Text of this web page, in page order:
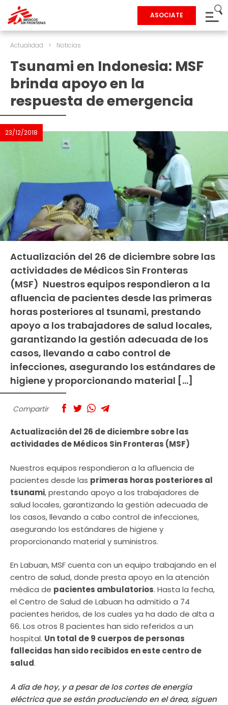
ASOCIATE
Actualidad > Noticias
Tsunami en Indonesia: MSF
brinda apoyo en la
respuesta de emergencia
23/12/2018
Actualización del 26 de diciembre sobre las
actividades de Médicos Sin Fronteras
(MSF) Nuestros equipos respondieron a la
afluencia de pacientes desde las primeras
horas posteriores al tsunami, prestando
apoyo a los trabajadores de salud locales,
garantizando la gestión adecuada de los
casos, llevando a cabo control de
infecciones, asegurando los estándares de
higiene y proporcionando material […]
Compartir
Actualización del 26 de diciembre sobre las
actividades de Médicos Sin Fronteras (MSF)
Nuestros equipos respondieron a la afluencia de
pacientes desde las primeras horas posteriores al
tsunami, prestando apoyo a los trabajadores de
salud locales, garantizando la gestión adecuada de
los casos, llevando a cabo control de infecciones,
asegurando los estándares de higiene y
proporcionando material y suministros.
En Labuan, MSF cuenta con un equipo trabajando en el
centro de salud, donde presta apoyo en la atención
médica de pacientes ambulatorios. Hasta la fecha,
el Centro de Salud de Labuan ha admitido a 74
pacientes heridos, de los cuales ya ha dado de alta a
66. Los otros 8 pacientes han sido referidos a un
hospital. Un total de 9 cuerpos de personas
fallecidas han sido recibidos en este centro de
salud.
A día de hoy, y a pesar de los cortes de energía
eléctrica que se están produciendo en el área, siguen